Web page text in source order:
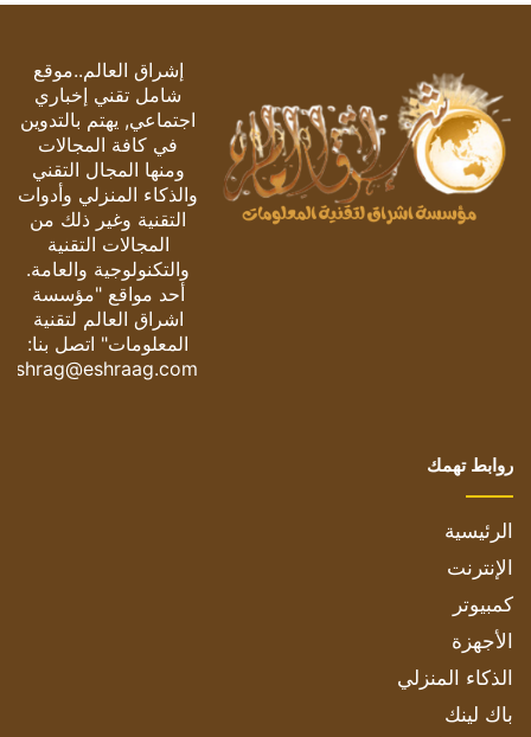
إشراق العالم..موقع
شامل تقني إخباري
اجتماعي, يهتم بالتدوين
في كافة المجالات
ومنها المجال التقني
والذكاء المنزلي وأدوات
التقنية وغير ذلك من
المجالات التقنية
والتكنولوجية والعامة.
أحد مواقع "مؤسسة
اشراق العالم لتقنية
المعلومات" اتصل بنا:
eshrag@eshraag.com
روابط تهمك
الرئيسية
الإنترنت
كمبيوتر
الأجهزة
الذكاء المنزلي
باك لينك